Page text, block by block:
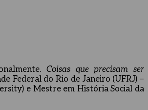
Coisas que precisam ser
Federal do Rio de Janeiro (UFRJ) –
e Mestre em História Social da